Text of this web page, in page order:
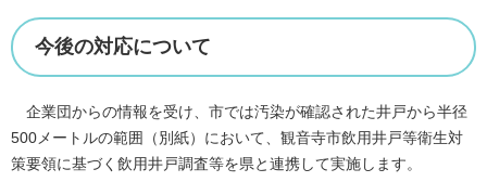
今後の対応について
企業団からの情報を受け、市では汚染が確認された井戸から半径
500メートルの範囲（別紙）において、観音寺市飲用井戸等衛生対
策要領に基づく飲用井戸調査等を県と連携して実施します。​